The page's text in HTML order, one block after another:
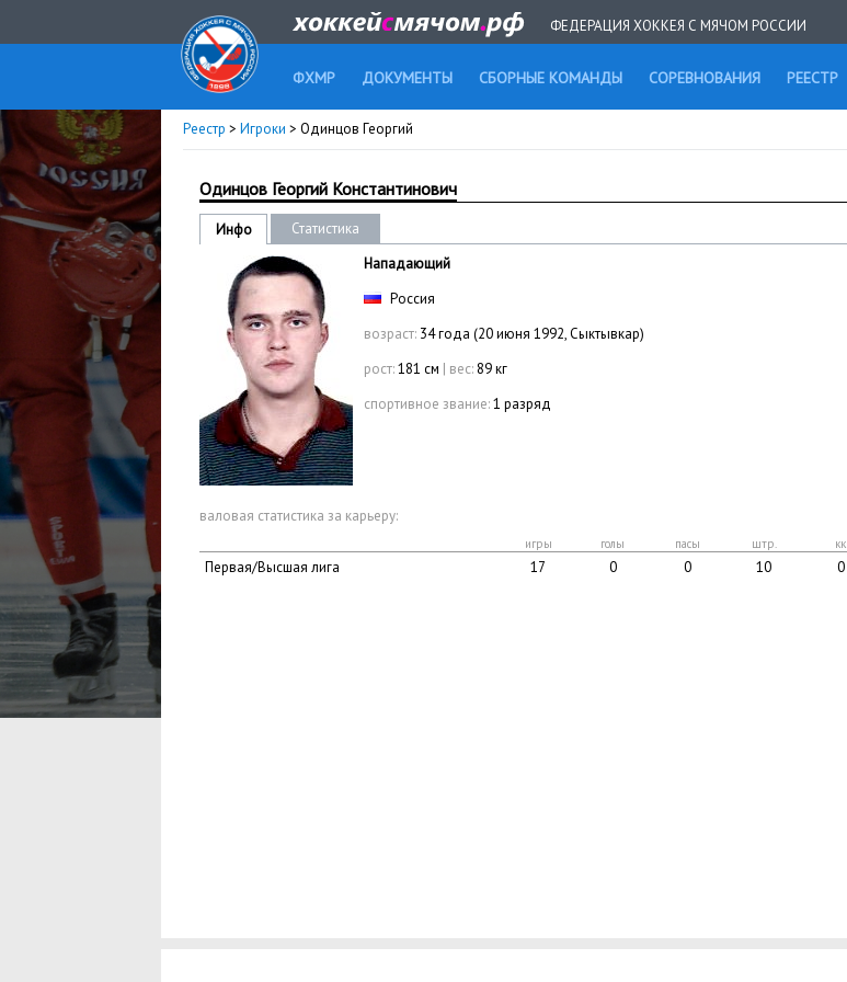
ФЕДЕРАЦИЯ ХОККЕЯ С МЯЧОМ РОССИИ
ФХМР ДОКУМЕНТЫ СБОРНЫЕ КОМАНДЫ СОРЕВНОВАНИЯ РЕЕСТР
Реестр > Игроки > Одинцов Георгий
Одинцов Георгий Константинович
Инфо
Статистика
Нападающий
Россия
возраст: 34 года (20 июня 1992, Сыктывкар)
рост:181 см | вес: 89 кг
спортивное звание:1 разряд
валовая статистика за карьеру:
игры голы пасы штр. кк
Первая/Высшая лига 17 0 0 10 0